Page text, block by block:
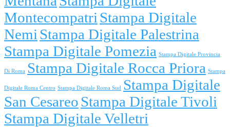
Montecompatri Stampa Digitale
Nemi Stampa Digitale Palestrina
Stampa Digitale Pomezia Stampa Digitale Provincia
Di Roma Stampa Digitale Rocca Priora Stampa
Digitale Roma Centro Stampa Digitale Roma Sud
Stampa Digitale
San Cesareo Stampa Digitale Tivoli
Stampa Digitale Velletri